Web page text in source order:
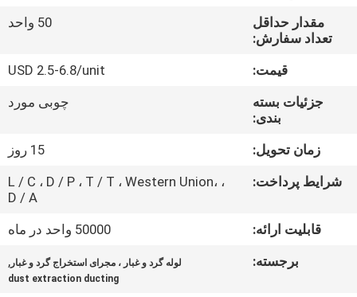
کارخانه
کیفیت
ما
بگیرید
مقدار حداقل
تعداد سفارش:
50 واحد
قیمت:
USD 2.5-6.8/unit
جزئیات بسته
بندی:
چوبی مورد
زمان تحویل:
15 روز
شرایط پرداخت:
L / C ، D / P ، T / T ، Western Union، ،
D / A
قابلیت ارائه:
50000 واحد در ماه
برجسته:
لوله گرد و غبار ، مجرای استخراج گرد و غبار ,
dust extraction ducting